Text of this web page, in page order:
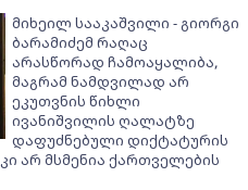
მიხეილ სააკაშვილი - გიორგი
ბარამიძემ რაღაც
არასწორად ჩამოაყალიბა,
მაგრამ ნამდვილად არ
ეკუთვნის წიხლი
ივანიშვილის ღალატზე
დაფუძნებული დიქტატურის
არ მსმენია ქართველების